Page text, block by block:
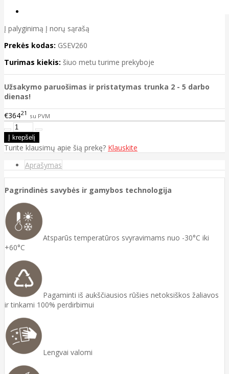
Į palyginimą Į norų sąrašą
Prekės kodas: GSEV260
Turimas kiekis: šiuo metu turime prekyboje
Užsakymo paruošimas ir pristatymas trunka 2 - 5 darbo
dienas!
€36421 su PVM
Turite klausimų apie šią prekę? Klauskite
Aprašymas
Pagrindinės savybės ir gamybos technologija
Atsparūs temperatūros svyravimams nuo -30°C iki
+60°C
Pagaminti iš aukščiausios rūšies netoksiškos žaliavos
ir tinkami 100% perdirbimui
Lengvai valomi